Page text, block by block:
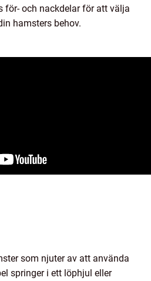
för- och nackdelar för att välja
hamsters behov.
som njuter av att använda
springer i ett löphjul eller